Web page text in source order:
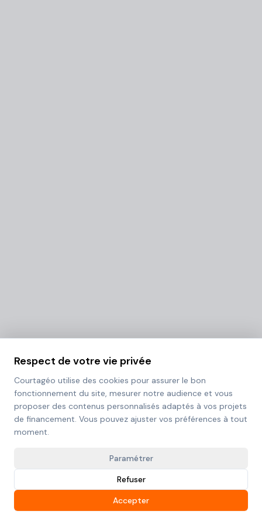
Respect de votre vie privée
Courtagéo utilise des cookies pour assurer le bon
fonctionnement du site, mesurer notre audience et vous
proposer des contenus personnalisés adaptés à vos projets
de financement. Vous pouvez ajuster vos préférences à tout
moment.
Paramétrer
Refuser
Accepter